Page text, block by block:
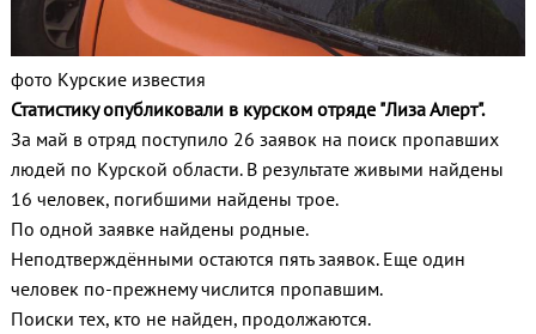
фото Курские известия
Статистику опубликовали в курском отряде "Лиза Алерт".
За май в отряд поступило 26 заявок на поиск пропавших
людей по Курской области. В результате живыми найдены
16 человек, погибшими найдены трое.
По одной заявке найдены родные.
Неподтверждёнными остаются пять заявок. Еще один
человек по-прежнему числится пропавшим.
Поиски тех, кто не найден, продолжаются.